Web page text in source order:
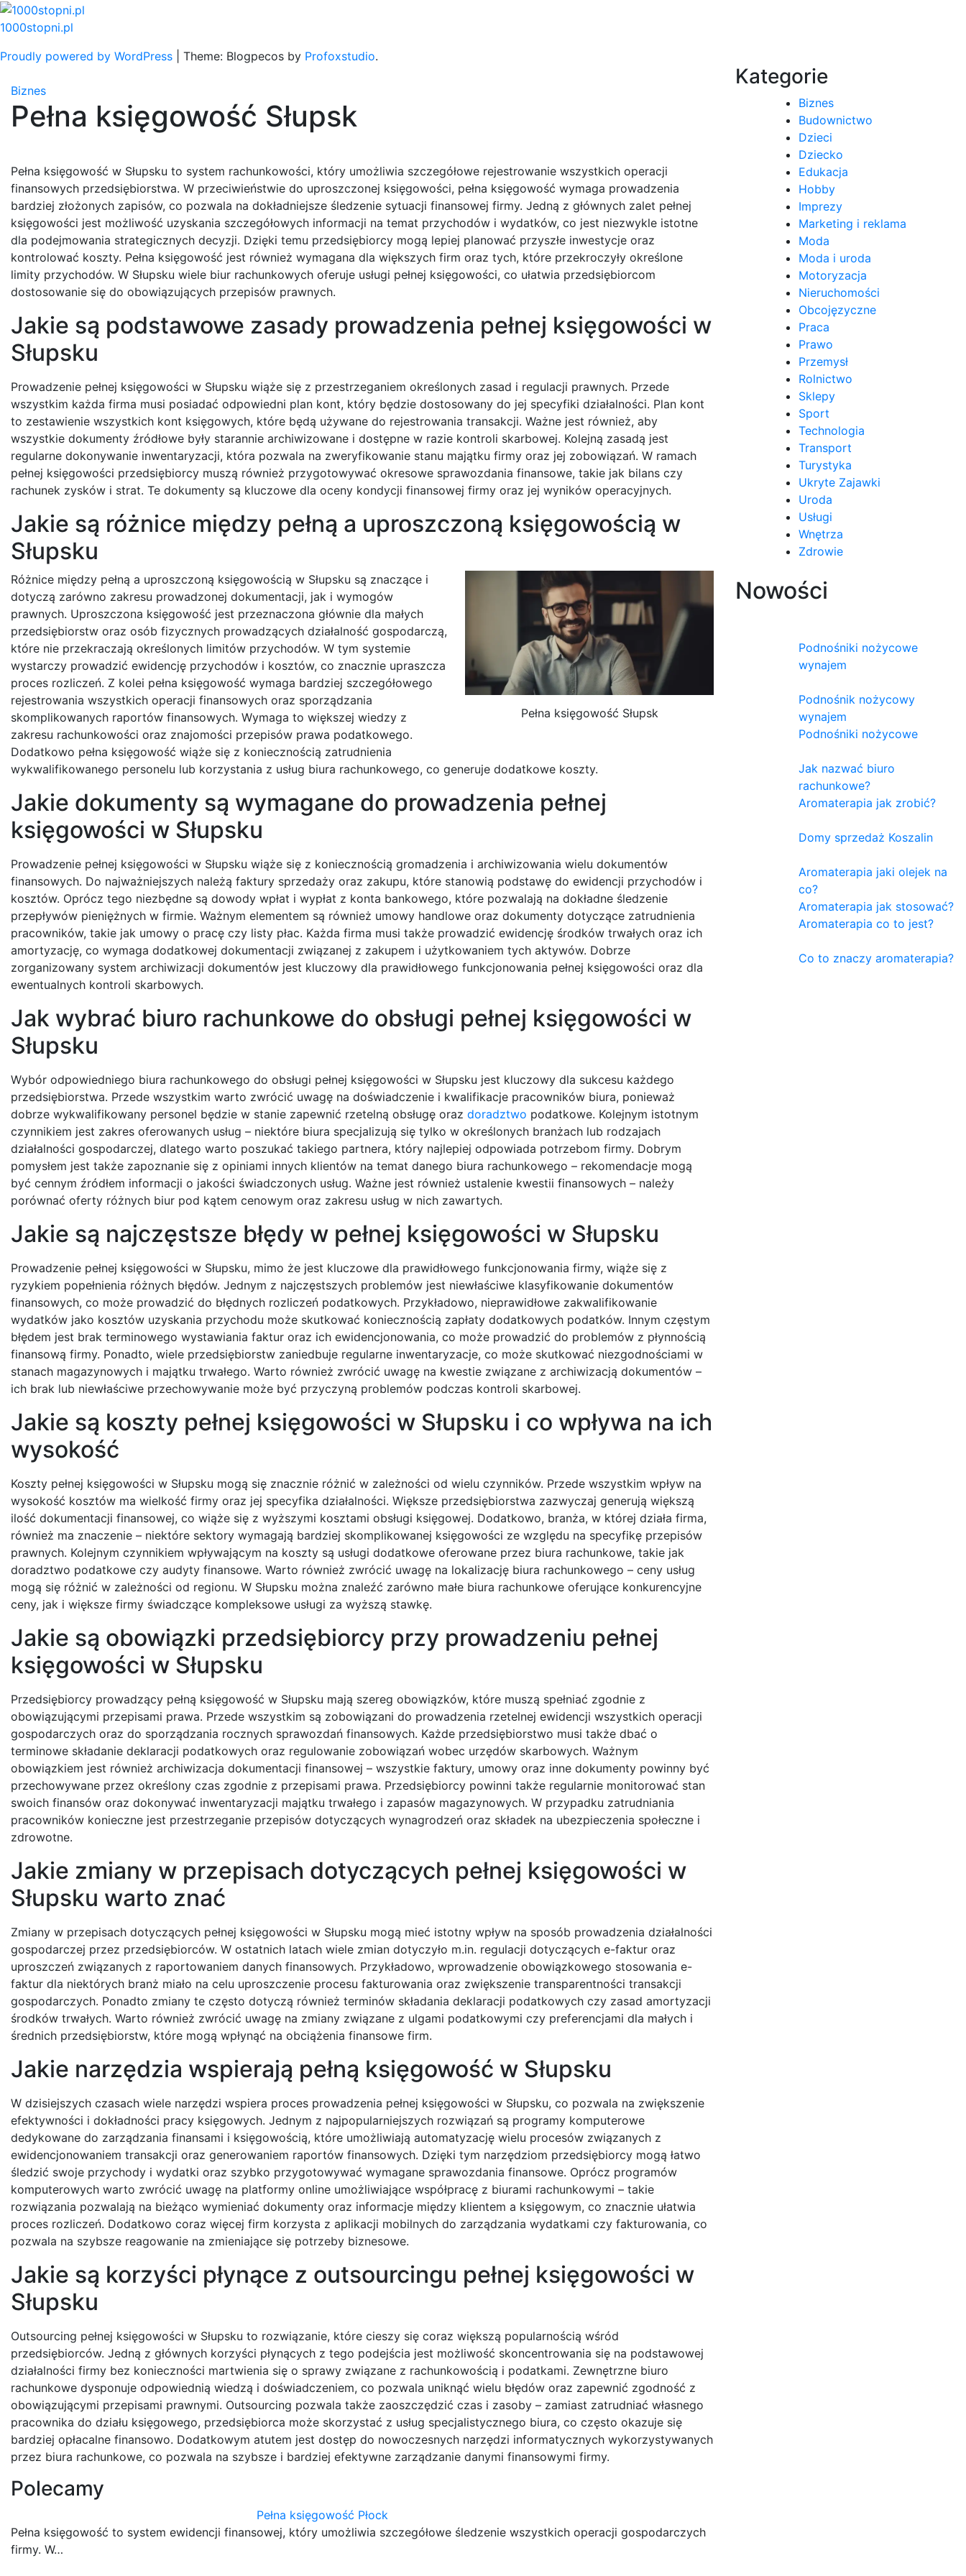
Skip
to
1000stopni.pl
Proudly powered by WordPress
Theme: Blogpecos by Profoxstudio.
Biznes
Pełna księgowość Słupsk
Pełna księgowość w Słupsku to system rachunkowości, który umożliwia szczegółowe rejestrowanie wszystkich operacji
finansowych przedsiębiorstwa. W przeciwieństwie do uproszczonej księgowości, pełna księgowość wymaga prowadzenia
bardziej złożonych zapisów, co pozwala na dokładniejsze śledzenie sytuacji finansowej firmy. Jedną z głównych zalet pełnej
księgowości jest możliwość uzyskania szczegółowych informacji na temat przychodów i wydatków, co jest niezwykle istotne
dla podejmowania strategicznych decyzji. Dzięki temu przedsiębiorcy mogą lepiej planować przyszłe inwestycje oraz
kontrolować koszty. Pełna księgowość jest również wymagana dla większych firm oraz tych, które przekroczyły określone
limity przychodów. W Słupsku wiele biur rachunkowych oferuje usługi pełnej księgowości, co ułatwia przedsiębiorcom
dostosowanie się do obowiązujących przepisów prawnych.
Jakie są podstawowe zasady prowadzenia pełnej księgowości w
Słupsku
Prowadzenie pełnej księgowości w Słupsku wiąże się z przestrzeganiem określonych zasad i regulacji prawnych. Przede
wszystkim każda firma musi posiadać odpowiedni plan kont, który będzie dostosowany do jej specyfiki działalności. Plan kont
to zestawienie wszystkich kont księgowych, które będą używane do rejestrowania transakcji. Ważne jest również, aby
wszystkie dokumenty źródłowe były starannie archiwizowane i dostępne w razie kontroli skarbowej. Kolejną zasadą jest
regularne dokonywanie inwentaryzacji, która pozwala na zweryfikowanie stanu majątku firmy oraz jej zobowiązań. W ramach
pełnej księgowości przedsiębiorcy muszą również przygotowywać okresowe sprawozdania finansowe, takie jak bilans czy
rachunek zysków i strat. Te dokumenty są kluczowe dla oceny kondycji finansowej firmy oraz jej wyników operacyjnych.
Jakie są różnice między pełną a uproszczoną księgowością w
Słupsku
Pełna księgowość Słupsk
Różnice między pełną a uproszczoną księgowością w Słupsku są znaczące i
dotyczą zarówno zakresu prowadzonej dokumentacji, jak i wymogów
prawnych. Uproszczona księgowość jest przeznaczona głównie dla małych
przedsiębiorstw oraz osób fizycznych prowadzących działalność gospodarczą,
które nie przekraczają określonych limitów przychodów. W tym systemie
wystarczy prowadzić ewidencję przychodów i kosztów, co znacznie upraszcza
proces rozliczeń. Z kolei pełna księgowość wymaga bardziej szczegółowego
rejestrowania wszystkich operacji finansowych oraz sporządzania
skomplikowanych raportów finansowych. Wymaga to większej wiedzy z
zakresu rachunkowości oraz znajomości przepisów prawa podatkowego.
Dodatkowo pełna księgowość wiąże się z koniecznością zatrudnienia
wykwalifikowanego personelu lub korzystania z usług biura rachunkowego, co generuje dodatkowe koszty.
Jakie dokumenty są wymagane do prowadzenia pełnej
księgowości w Słupsku
Prowadzenie pełnej księgowości w Słupsku wiąże się z koniecznością gromadzenia i archiwizowania wielu dokumentów
finansowych. Do najważniejszych należą faktury sprzedaży oraz zakupu, które stanowią podstawę do ewidencji przychodów i
kosztów. Oprócz tego niezbędne są dowody wpłat i wypłat z konta bankowego, które pozwalają na dokładne śledzenie
przepływów pieniężnych w firmie. Ważnym elementem są również umowy handlowe oraz dokumenty dotyczące zatrudnienia
pracowników, takie jak umowy o pracę czy listy płac. Każda firma musi także prowadzić ewidencję środków trwałych oraz ich
amortyzację, co wymaga dodatkowej dokumentacji związanej z zakupem i użytkowaniem tych aktywów. Dobrze
zorganizowany system archiwizacji dokumentów jest kluczowy dla prawidłowego funkcjonowania pełnej księgowości oraz dla
ewentualnych kontroli skarbowych.
Jak wybrać biuro rachunkowe do obsługi pełnej księgowości w
Słupsku
Wybór odpowiedniego biura rachunkowego do obsługi pełnej księgowości w Słupsku jest kluczowy dla sukcesu każdego
przedsiębiorstwa. Przede wszystkim warto zwrócić uwagę na doświadczenie i kwalifikacje pracowników biura, ponieważ
dobrze wykwalifikowany personel będzie w stanie zapewnić rzetelną obsługę oraz doradztwo podatkowe. Kolejnym istotnym
czynnikiem jest zakres oferowanych usług – niektóre biura specjalizują się tylko w określonych branżach lub rodzajach
działalności gospodarczej, dlatego warto poszukać takiego partnera, który najlepiej odpowiada potrzebom firmy. Dobrym
pomysłem jest także zapoznanie się z opiniami innych klientów na temat danego biura rachunkowego – rekomendacje mogą
być cennym źródłem informacji o jakości świadczonych usług. Ważne jest również ustalenie kwestii finansowych – należy
porównać oferty różnych biur pod kątem cenowym oraz zakresu usług w nich zawartych.
Jakie są najczęstsze błędy w pełnej księgowości w Słupsku
Prowadzenie pełnej księgowości w Słupsku, mimo że jest kluczowe dla prawidłowego funkcjonowania firmy, wiąże się z
ryzykiem popełnienia różnych błędów. Jednym z najczęstszych problemów jest niewłaściwe klasyfikowanie dokumentów
finansowych, co może prowadzić do błędnych rozliczeń podatkowych. Przykładowo, nieprawidłowe zakwalifikowanie
wydatków jako kosztów uzyskania przychodu może skutkować koniecznością zapłaty dodatkowych podatków. Innym częstym
błędem jest brak terminowego wystawiania faktur oraz ich ewidencjonowania, co może prowadzić do problemów z płynnością
finansową firmy. Ponadto, wiele przedsiębiorstw zaniedbuje regularne inwentaryzacje, co może skutkować niezgodnościami w
stanach magazynowych i majątku trwałego. Warto również zwrócić uwagę na kwestie związane z archiwizacją dokumentów –
ich brak lub niewłaściwe przechowywanie może być przyczyną problemów podczas kontroli skarbowej.
Jakie są koszty pełnej księgowości w Słupsku i co wpływa na ich
wysokość
Koszty pełnej księgowości w Słupsku mogą się znacznie różnić w zależności od wielu czynników. Przede wszystkim wpływ na
wysokość kosztów ma wielkość firmy oraz jej specyfika działalności. Większe przedsiębiorstwa zazwyczaj generują większą
ilość dokumentacji finansowej, co wiąże się z wyższymi kosztami obsługi księgowej. Dodatkowo, branża, w której działa firma,
również ma znaczenie – niektóre sektory wymagają bardziej skomplikowanej księgowości ze względu na specyfikę przepisów
prawnych. Kolejnym czynnikiem wpływającym na koszty są usługi dodatkowe oferowane przez biura rachunkowe, takie jak
doradztwo podatkowe czy audyty finansowe. Warto również zwrócić uwagę na lokalizację biura rachunkowego – ceny usług
mogą się różnić w zależności od regionu. W Słupsku można znaleźć zarówno małe biura rachunkowe oferujące konkurencyjne
ceny, jak i większe firmy świadczące kompleksowe usługi za wyższą stawkę.
Jakie są obowiązki przedsiębiorcy przy prowadzeniu pełnej
księgowości w Słupsku
Przedsiębiorcy prowadzący pełną księgowość w Słupsku mają szereg obowiązków, które muszą spełniać zgodnie z
obowiązującymi przepisami prawa. Przede wszystkim są zobowiązani do prowadzenia rzetelnej ewidencji wszystkich operacji
gospodarczych oraz do sporządzania rocznych sprawozdań finansowych. Każde przedsiębiorstwo musi także dbać o
terminowe składanie deklaracji podatkowych oraz regulowanie zobowiązań wobec urzędów skarbowych. Ważnym
obowiązkiem jest również archiwizacja dokumentacji finansowej – wszystkie faktury, umowy oraz inne dokumenty powinny być
przechowywane przez określony czas zgodnie z przepisami prawa. Przedsiębiorcy powinni także regularnie monitorować stan
swoich finansów oraz dokonywać inwentaryzacji majątku trwałego i zapasów magazynowych. W przypadku zatrudniania
pracowników konieczne jest przestrzeganie przepisów dotyczących wynagrodzeń oraz składek na ubezpieczenia społeczne i
zdrowotne.
Jakie zmiany w przepisach dotyczących pełnej księgowości w
Słupsku warto znać
Zmiany w przepisach dotyczących pełnej księgowości w Słupsku mogą mieć istotny wpływ na sposób prowadzenia działalności
gospodarczej przez przedsiębiorców. W ostatnich latach wiele zmian dotyczyło m.in. regulacji dotyczących e-faktur oraz
uproszczeń związanych z raportowaniem danych finansowych. Przykładowo, wprowadzenie obowiązkowego stosowania e-
faktur dla niektórych branż miało na celu uproszczenie procesu fakturowania oraz zwiększenie transparentności transakcji
gospodarczych. Ponadto zmiany te często dotyczą również terminów składania deklaracji podatkowych czy zasad amortyzacji
środków trwałych. Warto również zwrócić uwagę na zmiany związane z ulgami podatkowymi czy preferencjami dla małych i
średnich przedsiębiorstw, które mogą wpłynąć na obciążenia finansowe firm.
Jakie narzędzia wspierają pełną księgowość w Słupsku
W dzisiejszych czasach wiele narzędzi wspiera proces prowadzenia pełnej księgowości w Słupsku, co pozwala na zwiększenie
efektywności i dokładności pracy księgowych. Jednym z najpopularniejszych rozwiązań są programy komputerowe
dedykowane do zarządzania finansami i księgowością, które umożliwiają automatyzację wielu procesów związanych z
ewidencjonowaniem transakcji oraz generowaniem raportów finansowych. Dzięki tym narzędziom przedsiębiorcy mogą łatwo
śledzić swoje przychody i wydatki oraz szybko przygotowywać wymagane sprawozdania finansowe. Oprócz programów
komputerowych warto zwrócić uwagę na platformy online umożliwiające współpracę z biurami rachunkowymi – takie
rozwiązania pozwalają na bieżąco wymieniać dokumenty oraz informacje między klientem a księgowym, co znacznie ułatwia
proces rozliczeń. Dodatkowo coraz więcej firm korzysta z aplikacji mobilnych do zarządzania wydatkami czy fakturowania, co
pozwala na szybsze reagowanie na zmieniające się potrzeby biznesowe.
Jakie są korzyści płynące z outsourcingu pełnej księgowości w
Słupsku
Outsourcing pełnej księgowości w Słupsku to rozwiązanie, które cieszy się coraz większą popularnością wśród
przedsiębiorców. Jedną z głównych korzyści płynących z tego podejścia jest możliwość skoncentrowania się na podstawowej
działalności firmy bez konieczności martwienia się o sprawy związane z rachunkowością i podatkami. Zewnętrzne biuro
rachunkowe dysponuje odpowiednią wiedzą i doświadczeniem, co pozwala uniknąć wielu błędów oraz zapewnić zgodność z
obowiązującymi przepisami prawnymi. Outsourcing pozwala także zaoszczędzić czas i zasoby – zamiast zatrudniać własnego
pracownika do działu księgowego, przedsiębiorca może skorzystać z usług specjalistycznego biura, co często okazuje się
bardziej opłacalne finansowo. Dodatkowym atutem jest dostęp do nowoczesnych narzędzi informatycznych wykorzystywanych
przez biura rachunkowe, co pozwala na szybsze i bardziej efektywne zarządzanie danymi finansowymi firmy.
Polecamy
Pełna księgowość Płock
Pełna księgowość to system ewidencji finansowej, który umożliwia szczegółowe śledzenie wszystkich operacji gospodarczych
firmy. W…
Kategorie
Biznes
Budownictwo
Dzieci
Dziecko
Edukacja
Hobby
Imprezy
Marketing i reklama
Moda
Moda i uroda
Motoryzacja
Nieruchomości
Obcojęzyczne
Praca
Prawo
Przemysł
Rolnictwo
Sklepy
Sport
Technologia
Transport
Turystyka
Ukryte Zajawki
Uroda
Usługi
Wnętrza
Zdrowie
Nowości
Podnośniki nożycowe
wynajem
Podnośnik nożycowy
wynajem
Podnośniki nożycowe
Jak nazwać biuro
rachunkowe?
Aromaterapia jak zrobić?
Domy sprzedaż Koszalin
Aromaterapia jaki olejek na
co?
Aromaterapia jak stosować?
Aromaterapia co to jest?
Co to znaczy aromaterapia?